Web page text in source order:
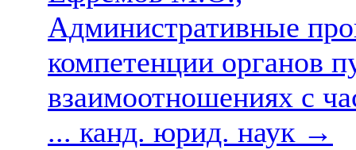
Административные
компетенции органов
взаимоотношениях с
... канд. юрид. наук →